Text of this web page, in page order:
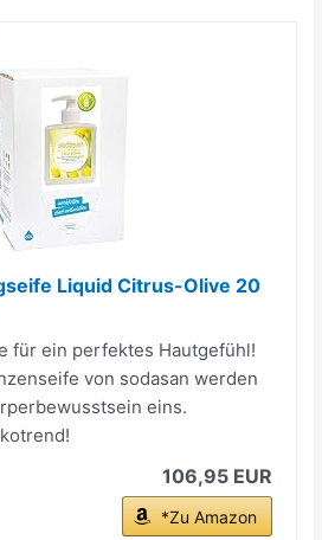
Liquid Citrus-Olive 20
für ein perfektes Hautgefühl!
von sodasan werden
eins.
106,95 EUR
*Zu Amazon